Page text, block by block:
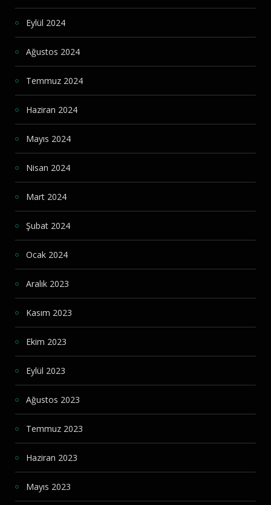
Eylül 2024
Ağustos 2024
Temmuz 2024
Haziran 2024
Mayıs 2024
Nisan 2024
Mart 2024
Şubat 2024
Ocak 2024
Aralık 2023
Kasım 2023
Ekim 2023
Eylül 2023
Ağustos 2023
Temmuz 2023
Haziran 2023
Mayıs 2023